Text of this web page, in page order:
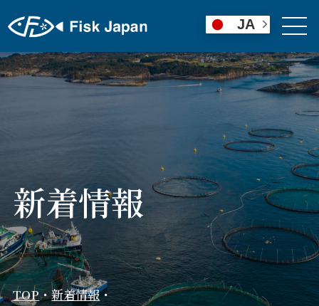
新着情報
TOP・新着情報・
JA